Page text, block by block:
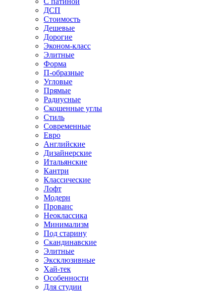
ДСП
Стоимость
Дешевые
Дорогие
Эконом-класс
Элитные
Форма
П-образные
Угловые
Прямые
Радиусные
Скошенные углы
Стиль
Современные
Евро
Английские
Дизайнерские
Итальянские
Кантри
Классические
Лофт
Модерн
Прованс
Неоклассика
Минимализм
Под старину
Скандинавские
Элитные
Эксклюзивные
Хай-тек
Особенности
Для студии